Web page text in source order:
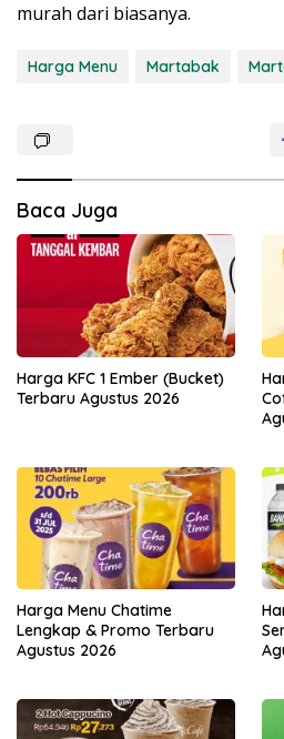
murah dari biasanya.
Harga Menu Martabak
Baca Juga
Harga KFC 1 Ember (Bucket)
Terbaru Agustus 2026
Harga Menu Chatime
Lengkap & Promo Terbaru
Agustus 2026